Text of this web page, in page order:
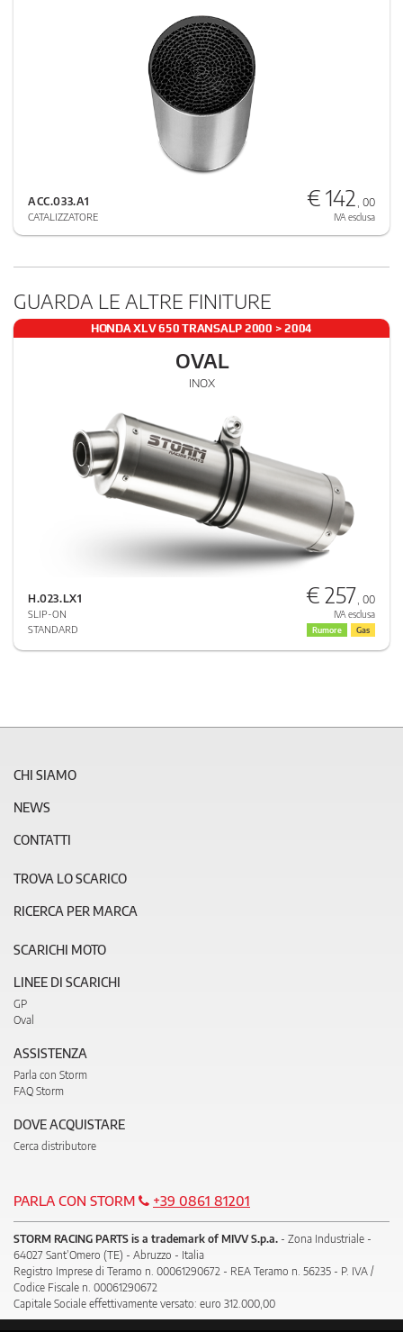
ACC.033.A1
CATALIZZATORE
€ 142 , 00
IVA esclusa
GUARDA LE ALTRE FINITURE
HONDA XLV 650 TRANSALP 2000 > 2004
OVAL
INOX
H.023.LX1
SLIP-ON
STANDARD
€ 257 , 00
IVA esclusa
Rumore Gas
CHI SIAMO
NEWS
CONTATTI
TROVA LO SCARICO
RICERCA PER MARCA
SCARICHI MOTO
LINEE DI SCARICHI
GP
Oval
ASSISTENZA
Parla con Storm
FAQ Storm
DOVE ACQUISTARE
Cerca distributore
PARLA CON STORM +39 0861 81201
STORM RACING PARTS is a trademark of MIVV S.p.a. - Zona Industriale -
64027 Sant’Omero (TE) - Abruzzo - Italia
Registro Imprese di Teramo n. 00061290672 - REA Teramo n. 56235 - P. IVA /
Codice Fiscale n. 00061290672
Capitale Sociale effettivamente versato: euro 312.000,00